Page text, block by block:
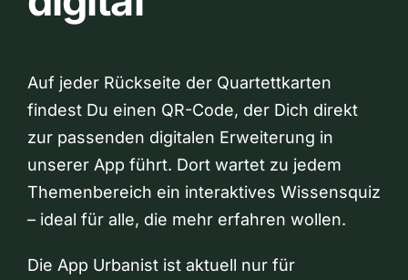
Auf jeder Rückseite der Quartettkarten
findest Du einen QR-Code, der Dich direkt
zur passenden digitalen Erweiterung in
unserer App führt. Dort wartet zu jedem
Themenbereich ein interaktives Wissensquiz
– ideal für alle, die mehr erfahren wollen.
Die App Urbanist ist aktuell nur für